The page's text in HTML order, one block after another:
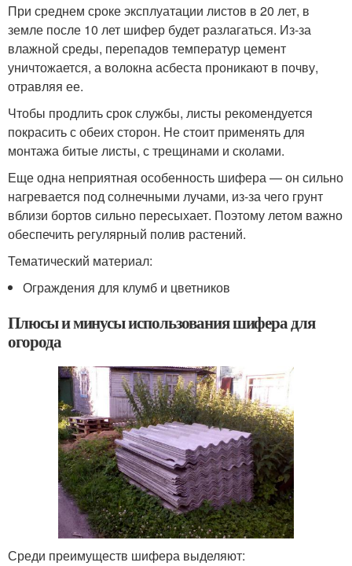
При среднем сроке эксплуатации листов в 20 лет, в
земле после 10 лет шифер будет разлагаться. Из-за
влажной среды, перепадов температур цемент
уничтожается, а волокна асбеста проникают в почву,
отравляя ее.
Чтобы продлить срок службы, листы рекомендуется
покрасить с обеих сторон. Не стоит применять для
монтажа битые листы, с трещинами и сколами.
Еще одна неприятная особенность шифера — он сильно
нагревается под солнечными лучами, из-за чего грунт
вблизи бортов сильно пересыхает. Поэтому летом важно
обеспечить регулярный полив растений.
Тематический материал:
Ограждения для клумб и цветников
Плюсы и минусы использования шифера для
огорода
Среди преимуществ шифера выделяют: